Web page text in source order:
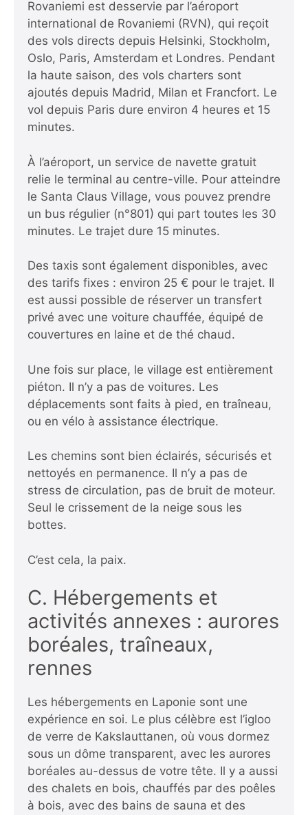
Rovaniemi est desservie par l’aéroport
international de Rovaniemi (RVN), qui reçoit
des vols directs depuis Helsinki, Stockholm,
Oslo, Paris, Amsterdam et Londres. Pendant
la haute saison, des vols charters sont
ajoutés depuis Madrid, Milan et Francfort. Le
vol depuis Paris dure environ 4 heures et 15
minutes.
À l’aéroport, un service de navette gratuit
relie le terminal au centre-ville. Pour atteindre
le Santa Claus Village, vous pouvez prendre
un bus régulier (n°801) qui part toutes les 30
minutes. Le trajet dure 15 minutes.
Des taxis sont également disponibles, avec
des tarifs fixes : environ 25 € pour le trajet. Il
est aussi possible de réserver un transfert
privé avec une voiture chauffée, équipé de
couvertures en laine et de thé chaud.
Une fois sur place, le village est entièrement
piéton. Il n’y a pas de voitures. Les
déplacements sont faits à pied, en traîneau,
ou en vélo à assistance électrique.
Les chemins sont bien éclairés, sécurisés et
nettoyés en permanence. Il n’y a pas de
stress de circulation, pas de bruit de moteur.
Seul le crissement de la neige sous les
bottes.
C’est cela, la paix.
C. Hébergements et
activités annexes : aurores
boréales, traîneaux,
rennes
Les hébergements en Laponie sont une
expérience en soi. Le plus célèbre est l’igloo
de verre de Kakslauttanen, où vous dormez
sous un dôme transparent, avec les aurores
boréales au-dessus de votre tête. Il y a aussi
des chalets en bois, chauffés par des poêles
à bois, avec des bains de sauna et des